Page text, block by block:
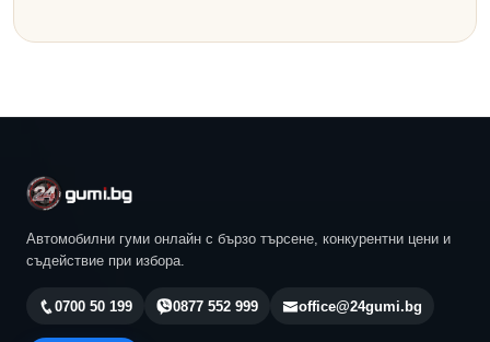
Автомобилни гуми онлайн с бързо търсене, конкурентни цени и
съдействие при избора.
0700 50 199 0877 552 999 office@24gumi.bg